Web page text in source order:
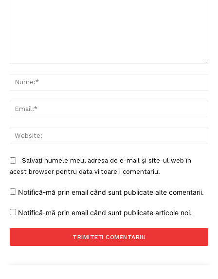
Salvați numele meu, adresa de e-mail și site-ul web în
acest browser pentru data viitoare i comentariu.
Notifică-mă prin email când sunt publicate alte comentarii.
Notifică-mă prin email când sunt publicate articole noi.